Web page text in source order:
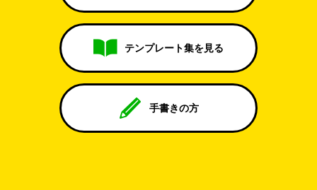
テンプレート集を見る
手書きの方